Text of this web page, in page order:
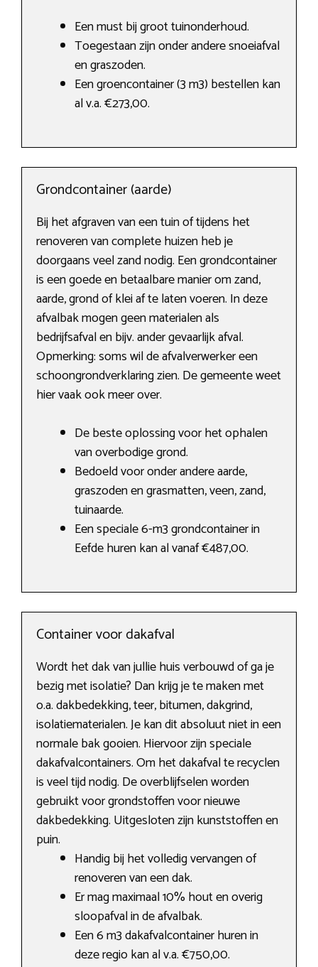
Een must bij groot tuinonderhoud.
Toegestaan zijn onder andere snoeiafval
en graszoden.
Een groencontainer (3 m3) bestellen kan
al v.a. €273,00.
Grondcontainer (aarde)
Bij het afgraven van een tuin of tijdens het
renoveren van complete huizen heb je
doorgaans veel zand nodig. Een grondcontainer
is een goede en betaalbare manier om zand,
aarde, grond of klei af te laten voeren. In deze
afvalbak mogen geen materialen als
bedrijfsafval en bijv. ander gevaarlijk afval.
Opmerking: soms wil de afvalverwerker een
schoongrondverklaring zien. De gemeente weet
hier vaak ook meer over.
De beste oplossing voor het ophalen
van overbodige grond.
Bedoeld voor onder andere aarde,
graszoden en grasmatten, veen, zand,
tuinaarde.
Een speciale 6-m3 grondcontainer in
Eefde huren kan al vanaf €487,00.
Container voor dakafval
Wordt het dak van jullie huis verbouwd of ga je
bezig met isolatie? Dan krijg je te maken met
o.a. dakbedekking, teer, bitumen, dakgrind,
isolatiematerialen. Je kan dit absoluut niet in een
normale bak gooien. Hiervoor zijn speciale
dakafvalcontainers. Om het dakafval te recyclen
is veel tijd nodig. De overblijfselen worden
gebruikt voor grondstoffen voor nieuwe
dakbedekking. Uitgesloten zijn kunststoffen en
puin.
Handig bij het volledig vervangen of
renoveren van een dak.
Er mag maximaal 10% hout en overig
sloopafval in de afvalbak.
Een 6 m3 dakafvalcontainer huren in
deze regio kan al v.a. €750,00.